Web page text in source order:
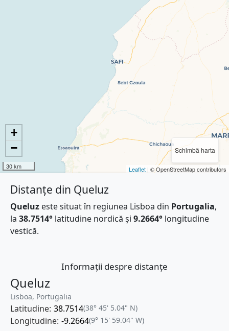
Schimbă harta
+
−
30 km Leaflet | © OpenStreetMap contributors
Distanțe din Queluz
Queluz este situat în regiunea Lisboa din Portugalia,
la 38.7514° latitudine nordică și 9.2664° longitudine
vestică.
Informații despre distanțe
Queluz
Lisboa, Portugalia
Latitudine: 38.7514(38° 45' 5.04" N)
Longitudine: -9.2664(9° 15' 59.04" W)